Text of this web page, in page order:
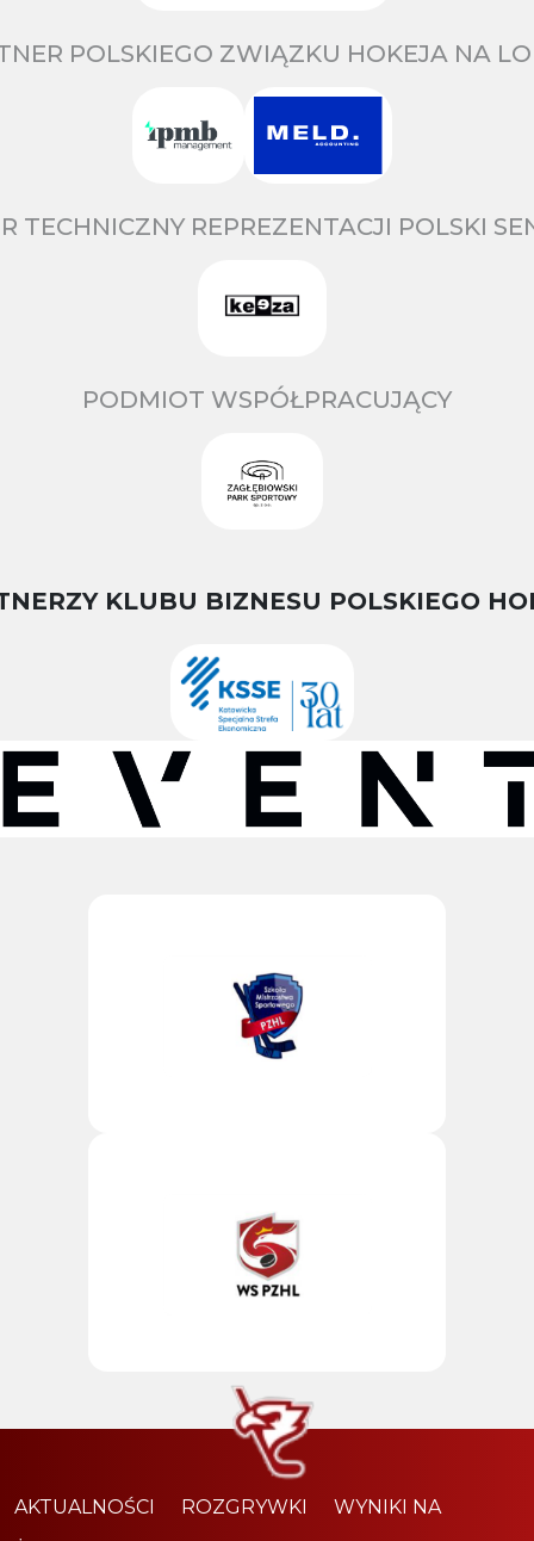
POLSKIEGO ZWIĄZKU HOKEJA NA
TECHNICZNY REPREZENTACJI POLSKI
PODMIOT WSPÓŁPRACUJĄCY
KLUBU BIZNESU POLSKIEGO
AKTUALNOŚCI ROZGRYWKI
WYNIKI NA